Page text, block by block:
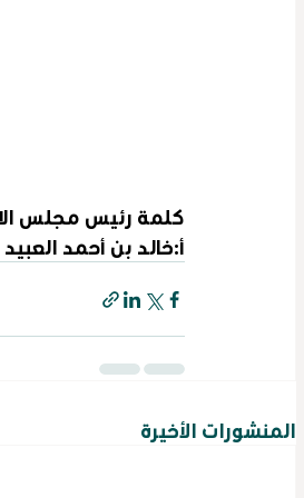
كلمة رئيس مجلس
أ:خالد بن أحمد العبيد
المنشورات الأخيرة